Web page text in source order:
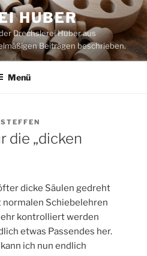
HUBER
Drechslerei Huber aus
Beiträgen beschrieben.
Menü
STEFFEN
die „dicken
dicke Säulen gedreht
Schiebelehren
kontrolliert werden
etwas Passendes her.
ich nun endlich